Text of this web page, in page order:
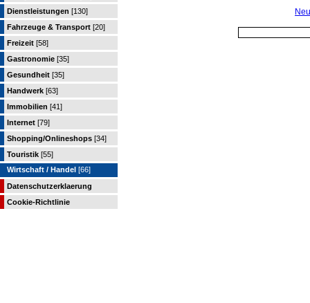
Dienstleistungen [130]
Fahrzeuge & Transport [20]
Freizeit [58]
Gastronomie [35]
Gesundheit [35]
Handwerk [63]
Immobilien [41]
Internet [79]
Shopping/Onlineshops [34]
Touristik [55]
Wirtschaft / Handel [66]
Datenschutzerklaerung
Cookie-Richtlinie